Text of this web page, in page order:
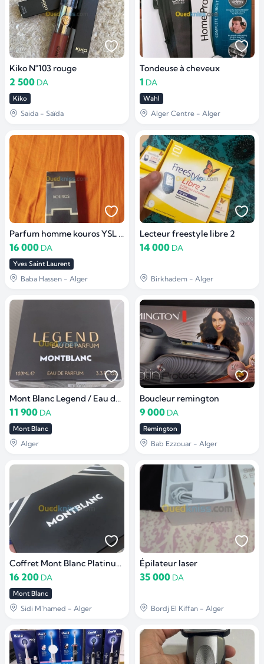
Kiko N°103 rouge
2 500 DA
Kiko
Saida - Saïda
Tondeuse à cheveux
1 DA
Wahl
Alger Centre - Alger
Parfum homme kouros YSL 100ML Yves saint laurent
16 000 DA
Yves Saint Laurent
Baba Hassen - Alger
Lecteur freestyle libre 2
14 000 DA
Birkhadem - Alger
Mont Blanc Legend / Eau de parfum 100 ml
11 900 DA
Mont Blanc
Alger
Boucleur remington
9 000 DA
Remington
Bab Ezzouar - Alger
Coffret Mont Blanc Platinum 3 pièces
16 200 DA
Mont Blanc
Sidi M'hamed - Alger
Épilateur laser
35 000 DA
Bordj El Kiffan - Alger